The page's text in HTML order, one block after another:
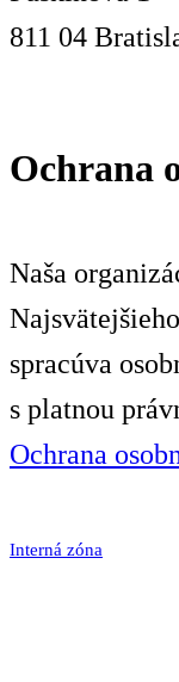
811 04
Ochrana
Naša
spracúva
s platnou
Ochrana
Interná zóna